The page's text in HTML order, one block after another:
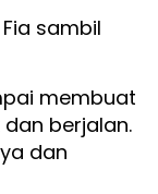
Fia sambil
membuat
berjalan.
dan